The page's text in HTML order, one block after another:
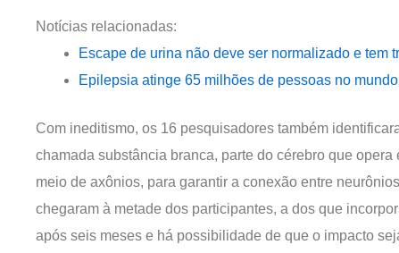
Notícias relacionadas:
Escape de urina não deve ser normalizado e tem
Epilepsia atinge 65 milhões de pessoas no
Com ineditismo, os 16 pesquisadores também
chamada substância branca, parte do cérebro que
meio de axônios, para garantir a conexão entre
chegaram à metade dos participantes, a dos que
após seis meses e há possibilidade de que o impacto